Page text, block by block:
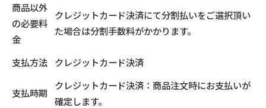
商品以外
の必要料
金
クレジットカード決済にて分割払いをご選択頂い
た場合は分割手数料がかかります。
支払方法 クレジットカード決済
支払時期
クレジットカード決済：商品注文時にお支払いが
確定します。